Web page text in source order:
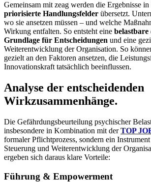
Gemeinsam mit zeag werden die Ergebnisse
priorisierte Handlungsfelder übersetzt.
wo sie ansetzen müssen – und welche
Wirkung entfalten. So entsteht eine belastbare
Grundlage für Entscheidungen und eine
Weiterentwicklung der Organisation. So
gezielt an den Faktoren ansetzen, die
Innovationskraft tatsächlich beeinflussen.
Analyse der entscheidenden
Wirkzusammenhänge.
Die Gefährdungsbeurteilung psychischer
insbesondere in Kombination mit derTOP
formaler Pflichtprozess, sondern ein
Steuerung und Weiterentwicklung der
ergeben sich daraus klare Vorteile:
Führung & Empowerment